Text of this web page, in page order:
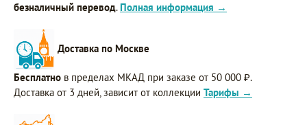
безналичный перевод. Полная информация →
Доставка по Москве
Бесплатно в пределах МКАД при заказе от 50 000 ₽.
Доставка от 3 дней, зависит от коллекции Тарифы →